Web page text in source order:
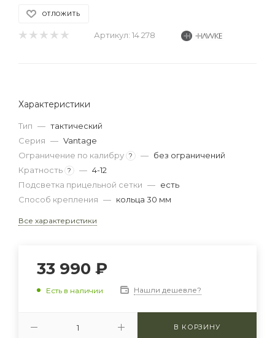
ОТЛОЖИТЬ
Артикул: 14 278
Характеристики
Тип — тактический
Серия — Vantage
Ограничение по калибру ? — без ограничений
Кратность ? — 4-12
Подсветка прицельной сетки — есть
Способ крепления — кольца 30 мм
Все характеристики
33 990 ₽
Есть в наличии Нашли дешевле?
В КОРЗИНУ